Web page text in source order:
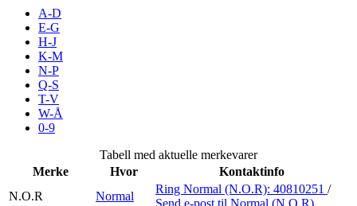
Inspirasjon
Søk
Praktisk informasjon
A-D
E-G
H-J
K-M
N-P
Q-S
T-V
W-Å
0-9
Tabell med aktuelle merkevarer
Merke
Hvor
Kontaktinfo
N.O.R
Normal
Ring Normal (N.O.R): 40810251 /
Send e-post til Normal (N.O.R)